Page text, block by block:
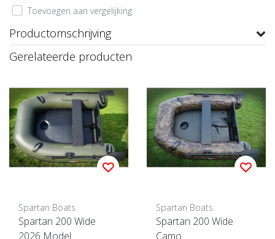
Toevoegen aan vergelijking
Productomschrijving
Gerelateerde producten
Spartan Boats
Spartan 200 Wide
2026 Model
Spartan Boats
Spartan 200 Wide
Camo